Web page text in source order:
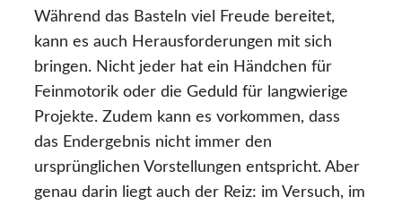
Während das Basteln viel Freude bereitet,
kann es auch Herausforderungen mit sich
bringen. Nicht jeder hat ein Händchen für
Feinmotorik oder die Geduld für langwierige
Projekte. Zudem kann es vorkommen, dass
das Endergebnis nicht immer den
ursprünglichen Vorstellungen entspricht. Aber
genau darin liegt auch der Reiz: im Versuch, im